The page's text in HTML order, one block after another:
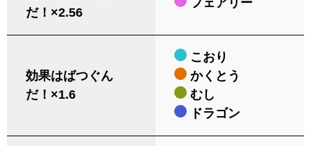
だ！×2.56
フェアリー
効果はばつぐん
だ！×1.6
こおり
かくとう
むし
ドラゴン